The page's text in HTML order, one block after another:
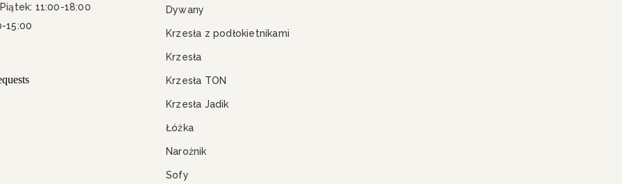
11:00-18:00
15:00
Dywany
Krzesła z podłokietnikami
Krzesła
Krzesła TON
Krzesła Jadik
Łóżka
Narożnik
Sofy